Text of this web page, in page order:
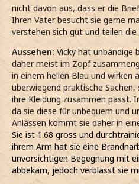
nicht davon aus, dass er die
Ihren Vater besucht sie gerne
verstehen sich gut und teilen die
Aussehen: Vicky hat unbändige
daher meist im Zopf
in einem hellen Blau und wirken
überwiegend praktische
ihre Kleidung zusammen passt.
da sie diese für unbequem und
Anlässen kommt sie daher in
Sie ist 1.68 gross und
ihrem Arm hat sie eine
unvorsichtigen Begegnung mit
abbekam, jedoch verblasst sie